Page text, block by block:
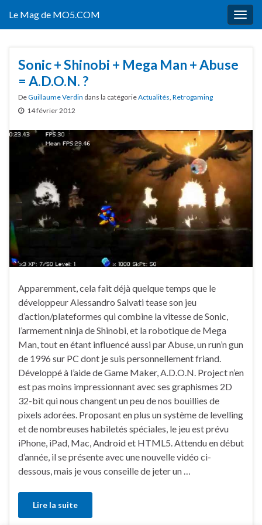
Le Mag de MO5.COM
Sonic + Shinobi + Mega Man + Abuse
= A.D.O.N. ?
DeGuillaume Verdin dans la catégorieActualités, Retrogaming
14 février 2012
Apparemment, cela fait déjà quelque temps que le
développeur Alessandro Salvati tease son jeu
d’action/plateformes qui combine la vitesse de Sonic,
l’armement ninja de Shinobi, et la robotique de Mega
Man, tout en étant influencé aussi par Abuse, un run’n gun
de 1996 sur PC dont je suis personnellement friand.
Développé à l’aide de Game Maker, A.D.O.N. Project n’en
est pas moins impressionnant avec ses graphismes 2D
32-bit qui nous changent un peu de nos bouillies de
pixels adorées. Proposant en plus un système de levelling
et de nombreuses habiletés spéciales, le jeu est prévu
iPhone, iPad, Mac, Android et HTML5. Attendu en début
d’année, il se présente avec une nouvelle vidéo ci-
dessous, mais je vous conseille de jeter un …
Lire la suite